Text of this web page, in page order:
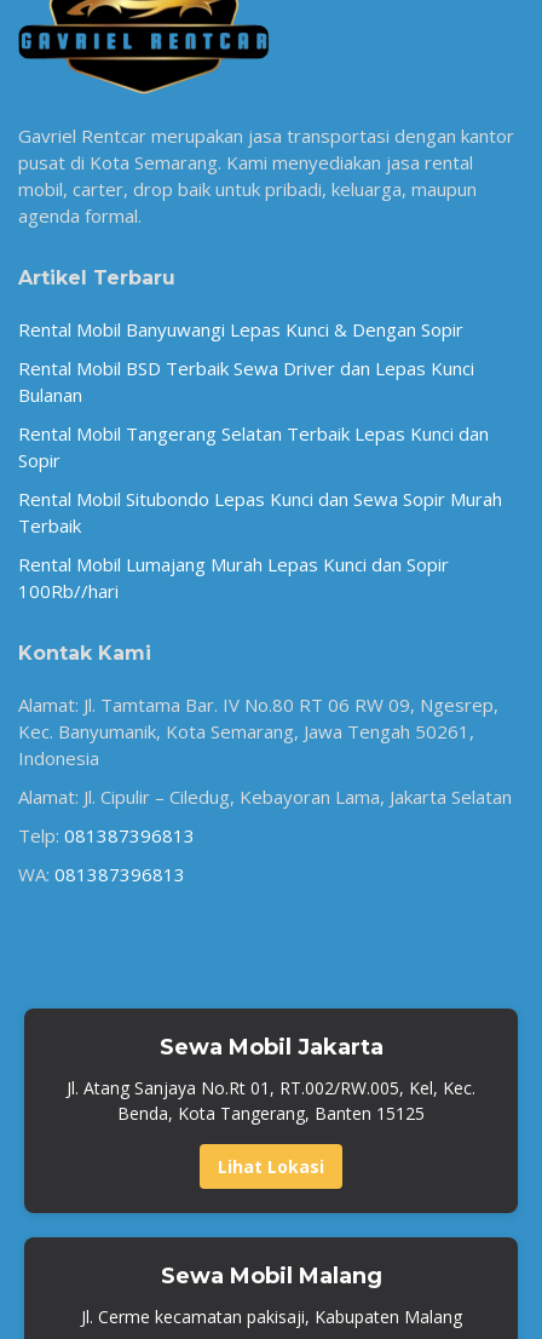
Gavriel Rentcar merupakan jasa transportasi dengan kantor
pusat di Kota Semarang. Kami menyediakan jasa rental
mobil, carter, drop baik untuk pribadi, keluarga, maupun
agenda formal.
Artikel Terbaru
Rental Mobil Banyuwangi Lepas Kunci & Dengan Sopir
Rental Mobil BSD Terbaik Sewa Driver dan Lepas Kunci
Bulanan
Rental Mobil Tangerang Selatan Terbaik Lepas Kunci dan
Sopir
Rental Mobil Situbondo Lepas Kunci dan Sewa Sopir Murah
Terbaik
Rental Mobil Lumajang Murah Lepas Kunci dan Sopir
100Rb//hari
Kontak Kami
Alamat: Jl. Tamtama Bar. IV No.80 RT 06 RW 09, Ngesrep,
Kec. Banyumanik, Kota Semarang, Jawa Tengah 50261,
Indonesia
Alamat: Jl. Cipulir – Ciledug, Kebayoran Lama, Jakarta Selatan
Telp: 081387396813
WA: 081387396813
Sewa Mobil Jakarta
Jl. Atang Sanjaya No.Rt 01, RT.002/RW.005, Kel, Kec.
Benda, Kota Tangerang, Banten 15125
Lihat Lokasi
Sewa Mobil Malang
Jl. Cerme kecamatan pakisaji, Kabupaten Malang